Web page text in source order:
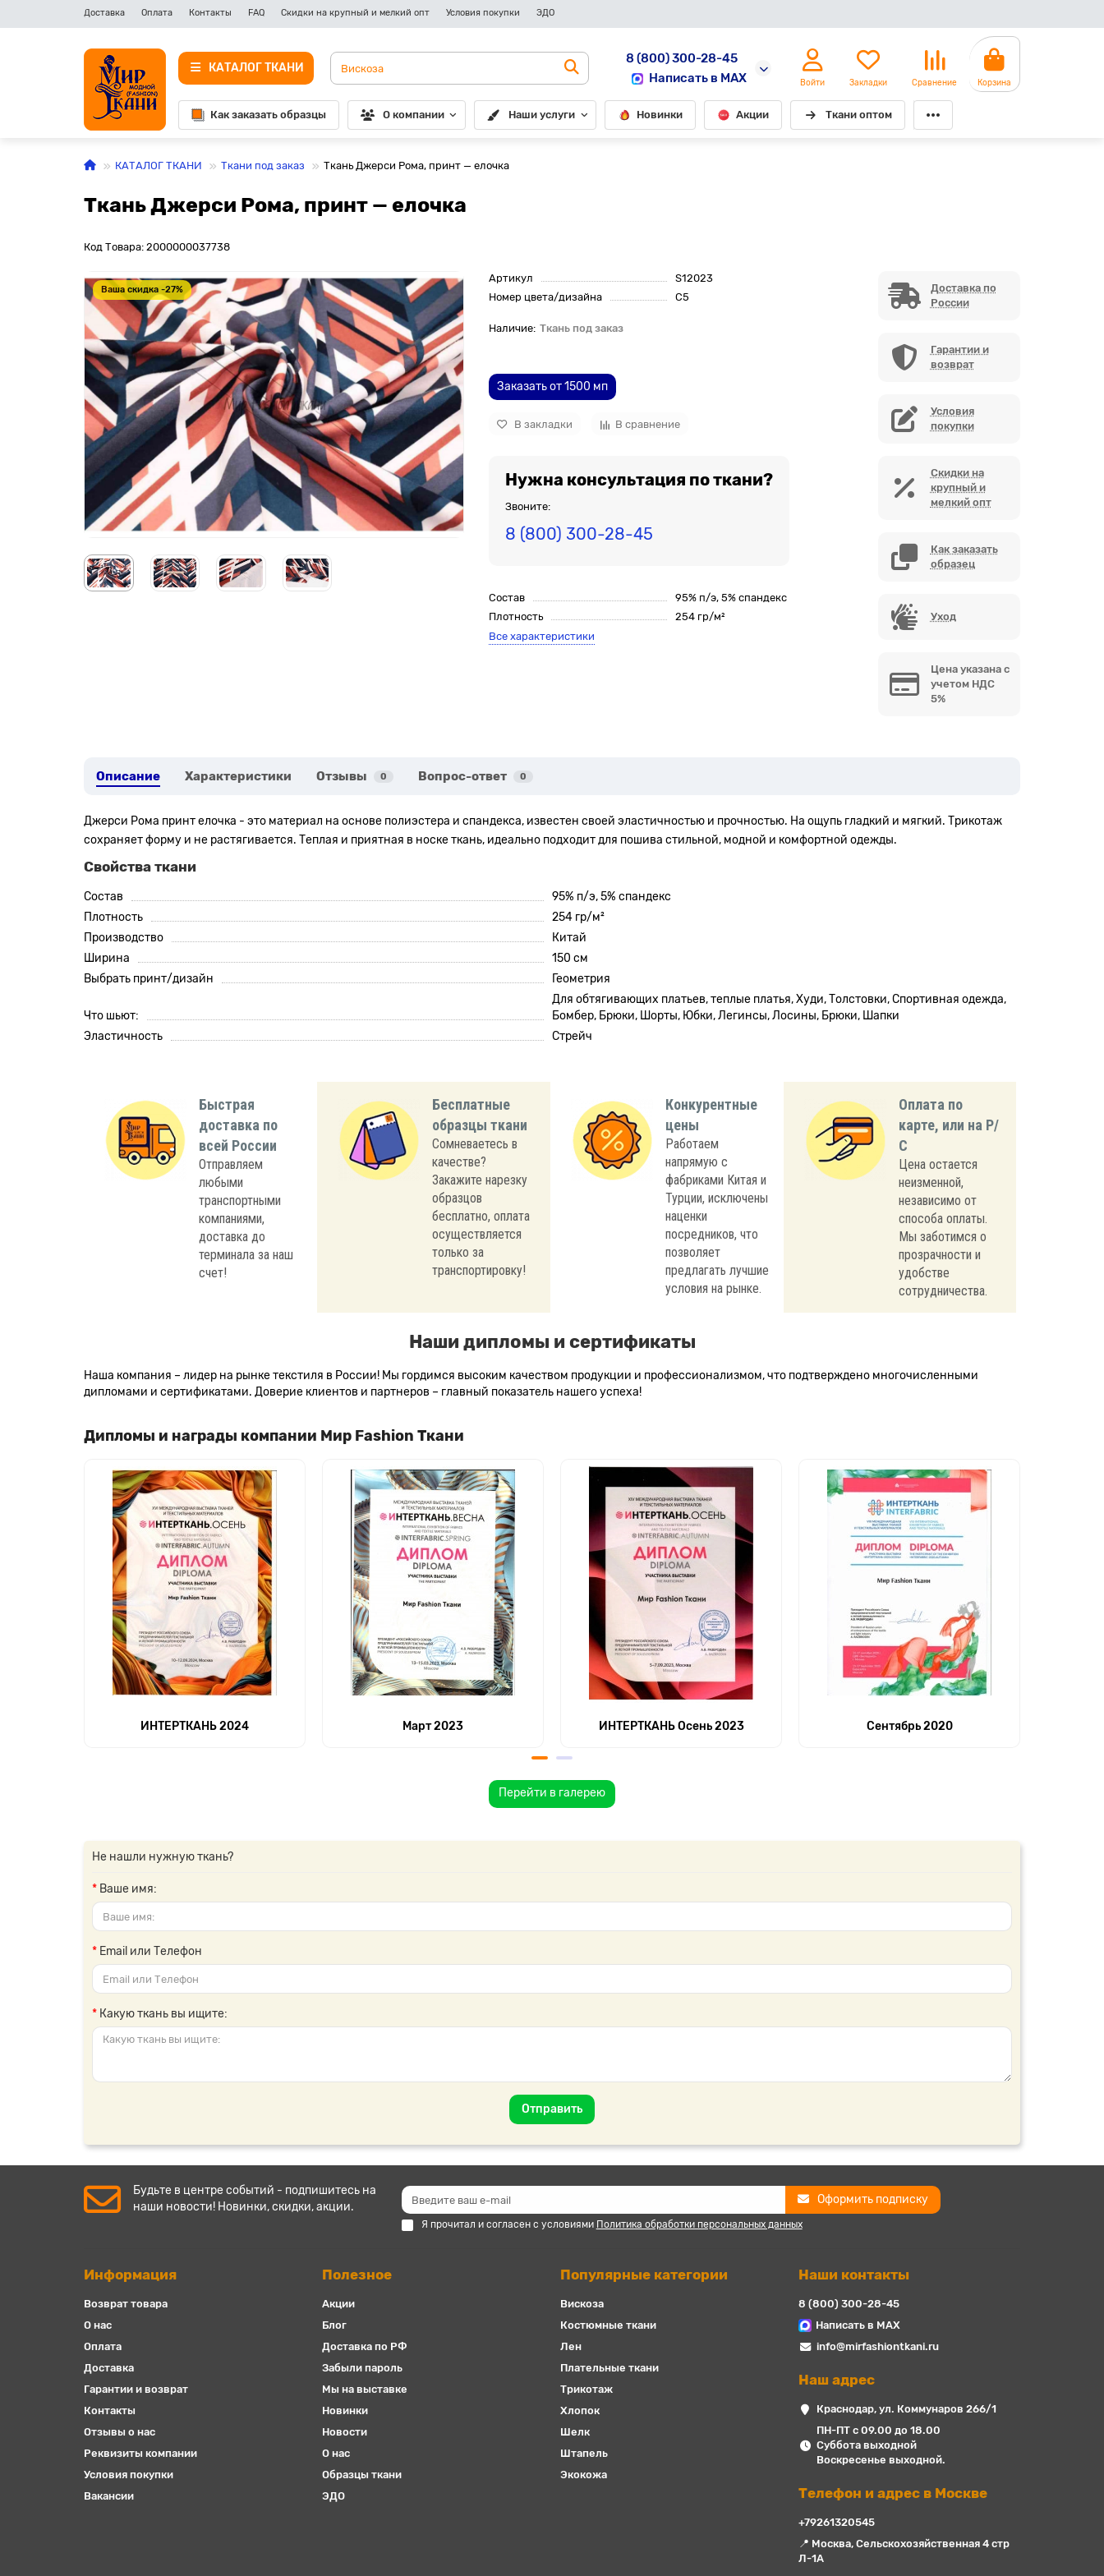
Доставка Оплата Контакты FAQ Скидки на крупный и мелкий опт Условия покупки ЭДО
КАТАЛОГ ТКАНИ
8 (800) 300-28-45
Написать в MAX
Войти Закладки Сравнение Корзина
Как заказать образцы О компании Наши услуги Новинки Акции Ткани оптом
КАТАЛОГ ТКАНИ Ткани под заказ Ткань Джерси Рома, принт — елочка
Ткань Джерси Рома, принт — елочка
Код Товара: 2000000037738
Ваша скидка -27%
Артикул
S12023
Номер цвета/дизайна
С5
Ткань под заказ
Заказать от 1500 мп
В закладки В сравнение
Нужна консультация по ткани?
Звоните:
8 (800) 300-28-45
Состав
95% п/э, 5% спандекс
Плотность
254 гр/м²
Все характеристики
Доставка по
России
Гарантии и
возврат
Условия
покупки
Скидки на
крупный и
мелкий опт
Как заказать
образец
Уход
Цена указана с
учетом НДС
5%
Описание Характеристики Отзывы 0 Вопрос-ответ 0
Джерси Рома принт елочка - это материал на основе полиэстера и спандекса, известен своей эластичностью и прочностью. На ощупь гладкий и мягкий. Трикотаж
сохраняет форму и не растягивается. Теплая и приятная в носке ткань, идеально подходит для пошива стильной, модной и комфортной одежды.
Свойства ткани
Состав
95% п/э, 5% спандекс
Плотность
254 гр/м²
Производство
Китай
Ширина
150 см
Выбрать принт/дизайн
Геометрия
Что шьют:
Для обтягивающих платьев, теплые платья, Худи, Толстовки, Спортивная одежда,
Бомбер, Брюки, Шорты, Юбки, Легинсы, Лосины, Брюки, Шапки
Эластичность
Стрейч
Быстрая
доставка по
всей России
Отправляем
любыми
транспортными
компаниями,
доставка до
терминала за наш
счет!
Бесплатные
образцы ткани
Сомневаетесь в
качестве?
Закажите нарезку
образцов
бесплатно, оплата
осуществляется
только за
транспортировку!
Конкурентные
цены
Работаем
напрямую с
фабриками Китая и
Турции, исключены
наценки
посредников, что
позволяет
предлагать лучшие
условия на рынке.
Оплата по
карте, или на Р/
С
Цена остается
неизменной,
независимо от
способа оплаты.
Мы заботимся о
прозрачности и
удобстве
сотрудничества.
Наши дипломы и сертификаты
Наша компания – лидер на рынке текстиля в России! Мы гордимся высоким качеством продукции и профессионализмом, что подтверждено многочисленными
дипломами и сертификатами. Доверие клиентов и партнеров – главный показатель нашего успеха!
Дипломы и награды компании Мир Fashion Ткани
ИНТЕРТКАНЬ 2024 Март 2023 ИНТЕРТКАНЬ Осень 2023 Сентябрь 2020
Перейти в галерею
Не нашли нужную ткань?
Ваше имя:
Email или Телефон
Какую ткань вы ищите:
Отправить
Будьте в центре событий - подпишитесь на
наши новости! Новинки, скидки, акции.
Оформить подписку
Я прочитал и согласен с условиями Политика обработки персональных данных
Информация
Возврат товара
О нас
Оплата
Доставка
Гарантии и возврат
Контакты
Отзывы о нас
Реквизиты компании
Условия покупки
Вакансии
Полезное
Акции
Блог
Доставка по РФ
Забыли пароль
Мы на выставке
Новинки
Новости
О нас
Образцы ткани
ЭДО
Популярные категории
Вискоза
Костюмные ткани
Лен
Плательные ткани
Трикотаж
Хлопок
Шелк
Штапель
Экокожа
Наши контакты
8 (800) 300-28-45
Написать в MAX
info@mirfashiontkani.ru
Наш адрес
Краснодар, ул. Коммунаров 266/1
ПН-ПТ с 09.00 до 18.00
Суббота выходной
Воскресенье выходной.
Телефон и адрес в Москве
+79261320545
📍 Москва, Сельскохозяйственная 4 стр
Л-1А